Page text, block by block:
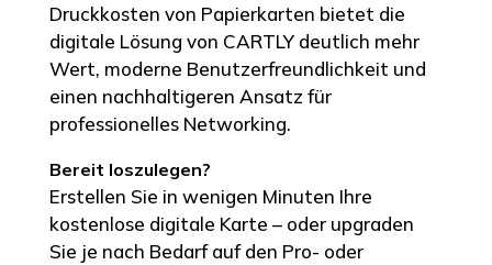
Druckkosten von Papierkarten bietet die
digitale Lösung von CARTLY deutlich mehr
Wert, moderne Benutzerfreundlichkeit und
einen nachhaltigeren Ansatz für
professionelles Networking.
Bereit loszulegen?
Erstellen Sie in wenigen Minuten Ihre
kostenlose digitale Karte – oder upgraden
Sie je nach Bedarf auf den Pro- oder